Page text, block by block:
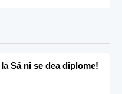
Să ni se dea diplome!